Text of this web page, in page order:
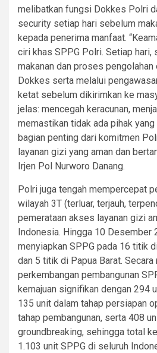
melibatkan fungsi Dokkes Polri
security setiap hari sebelum
kepada penerima manfaat.
ciri khas SPPG Polri. Setiap hari,
makanan dan proses
Dokkes serta melalui
ketat sebelum dikirimkan ke
jelas: mencegah keracunan,
memastikan tidak ada pihak yang
bagian penting dari komitmen
layanan gizi yang aman dan
Irjen Pol Nurworo Danang.
Polri juga tengah mempercepat
wilayah 3T (terluar, terjauh,
pemerataan akses layanan gizi
Indonesia. Hingga 10 Desember
menyiapkan SPPG pada 16 titik
dan 5 titik di Papua Barat. Secara
perkembangan pembangunan
kemajuan signifikan dengan 294
135 unit dalam tahap persiapan
tahap pembangunan, serta 408
groundbreaking, sehingga total
1.103 unit SPPG di seluruh